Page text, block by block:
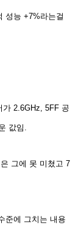
성능 +7%라는걸
가 2.6GHz, 5FF 공
값임.
그에 못 미쳤고 7
준에 그치는 내용